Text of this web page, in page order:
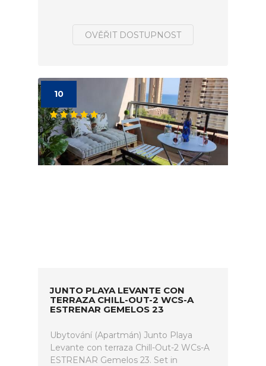
OVĚŘIT DOSTUPNOST
10
JUNTO PLAYA LEVANTE CON
TERRAZA CHILL-OUT-2 WCS-A
ESTRENAR GEMELOS 23
Ubytování (Apartmán) Junto Playa
Levante con terraza Chill-Out-2 WCs-A
ESTRENAR Gemelos 23. Set in